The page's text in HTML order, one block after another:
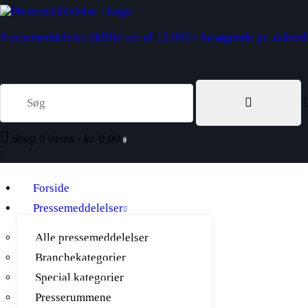
Pressemeddelelse.dkBliv set af 12.000+ besøgende pr. måned
Shop 0 items - kr. 0,00 0
Forside
Pressemeddelelser
Alle pressemeddelelser
Branchekategorier
Special kategorier
Presserummene